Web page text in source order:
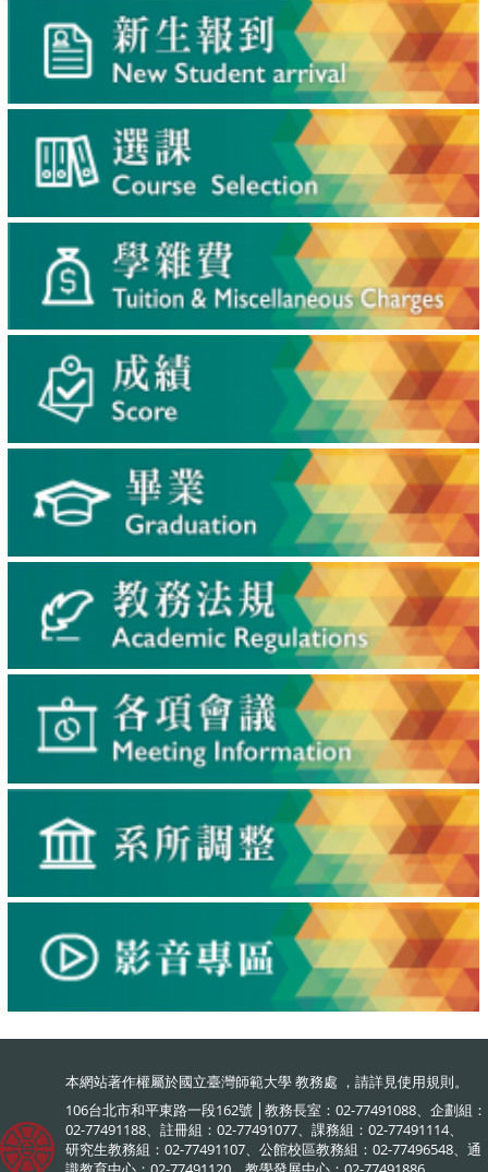
本網站著作權屬於國立臺灣師範大學 教務處 ，請詳見使用規則。
106台北市和平東路一段162號 │教務長室：02-77491088、企劃組：
02-77491188、註冊組：02-77491077、課務組：02-77491114、
研究生教務組：02-77491107、公館校區教務組：02-77496548、通